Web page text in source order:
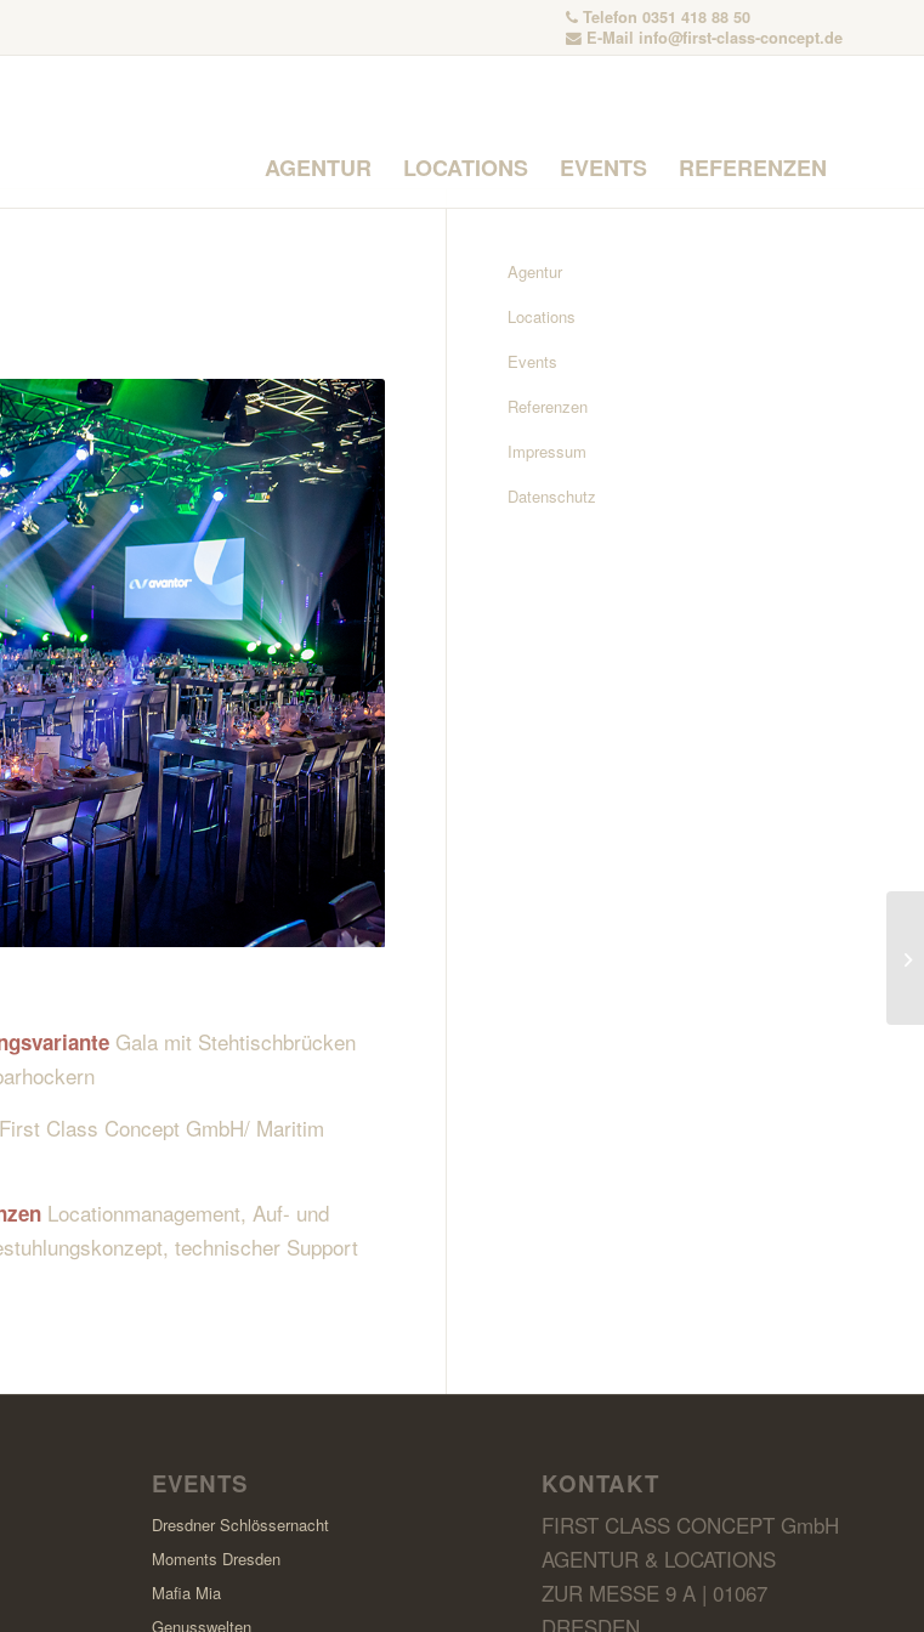
Telefon 0351 418 88 50
E-Mail info@first-class-concept.de
AGENTUR LOCATIONS EVENTS REFERENZEN
Gala mit Stehtischbrücken
Class Concept GmbH/ Maritim
Locationmanagement, Auf- und
technischer Support
Agentur
Locations
Events
Referenzen
Impressum
Datenschutz
EVENTS
Dresdner Schlössernacht
Moments Dresden
Mafia Mia
Genusswelten
KONTAKT
FIRST CLASS CONCEPT GmbH
AGENTUR & LOCATIONS
ZUR MESSE 9 A | 01067